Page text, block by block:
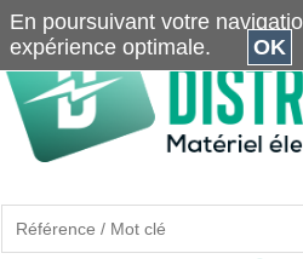
En poursuivant votre
expérience optimale.
OK